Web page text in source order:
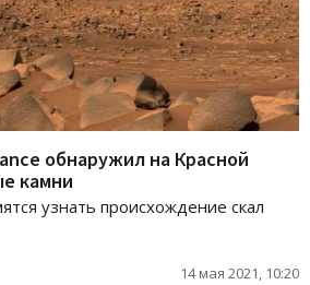
обнаружил на Красной
камни
узнать происхождение скал
14 мая 2021, 10:20